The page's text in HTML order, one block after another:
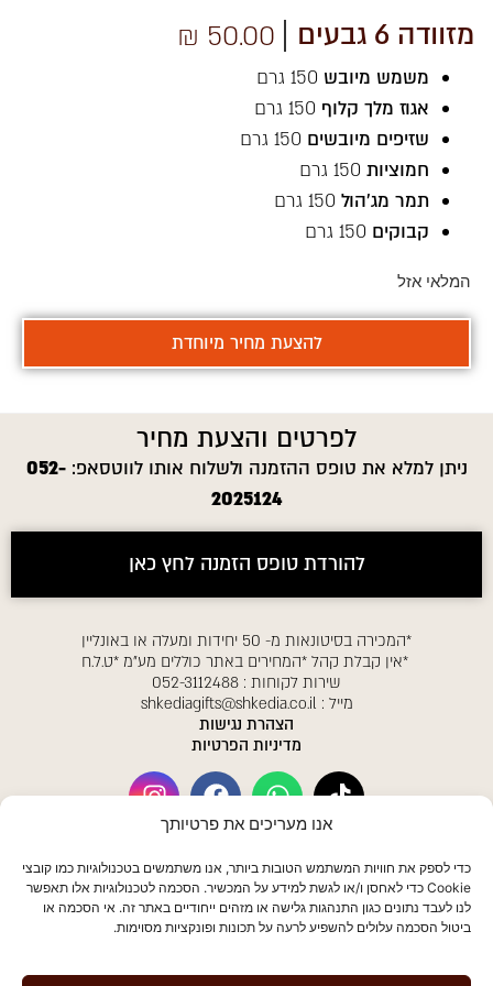
אנו מעריכים את פרטיותך
כדי לספק את חוויות המשתמש הטובות ביותר, אנו משתמשים בטכנולוגיות כמו קובצי
Cookie כדי לאחסן ו/או לגשת למידע על המכשיר. הסכמה לטכנולוגיות אלו תאפשר
לנו לעבד נתונים כגון התנהגות גלישה או מזהים ייחודיים באתר זה. אי הסכמה או
ביטול הסכמה עלולים להשפיע לרעה על תכונות ופונקציות מסוימות.
קו תחתון קישורים
סמן קישורים
תצהיר נגישות
משמש מיובש 150 גרם
אגוז מלך קלוף
שזיפים מיובשים 150 גרם
חמוציות
תמר מג'הול 150 גרם
קבוקים 150 גרם
מזוודה 6 גבעים ₪ 50.00
המלאי אזל
להצעת מחיר מיוחדת
לפרטים והצעת מחיר
ניתן למלא את טופס ההזמנה ולשלוח אותו לווטסאפ: 052-
2025124
להורדת טופס הזמנה לחץ כאן
*המכירה בסיטונאות מ- 50 יחידות ומעלה או באונליין
*אין קבלת קהל *המחירים באתר כוללים מע"מ *ט.ל.ח
שירות לקוחות : 052-3112488
מייל : shkediagifts@shkedia.co.il
הצהרת נגישות
מדיניות הפרטיות
הצטרפו לרשימת התפוצה שלנו לקבלת
עדכונים
אני מאשר\ת לשקדיה לשלוח לי תכנים שיווקים במייל